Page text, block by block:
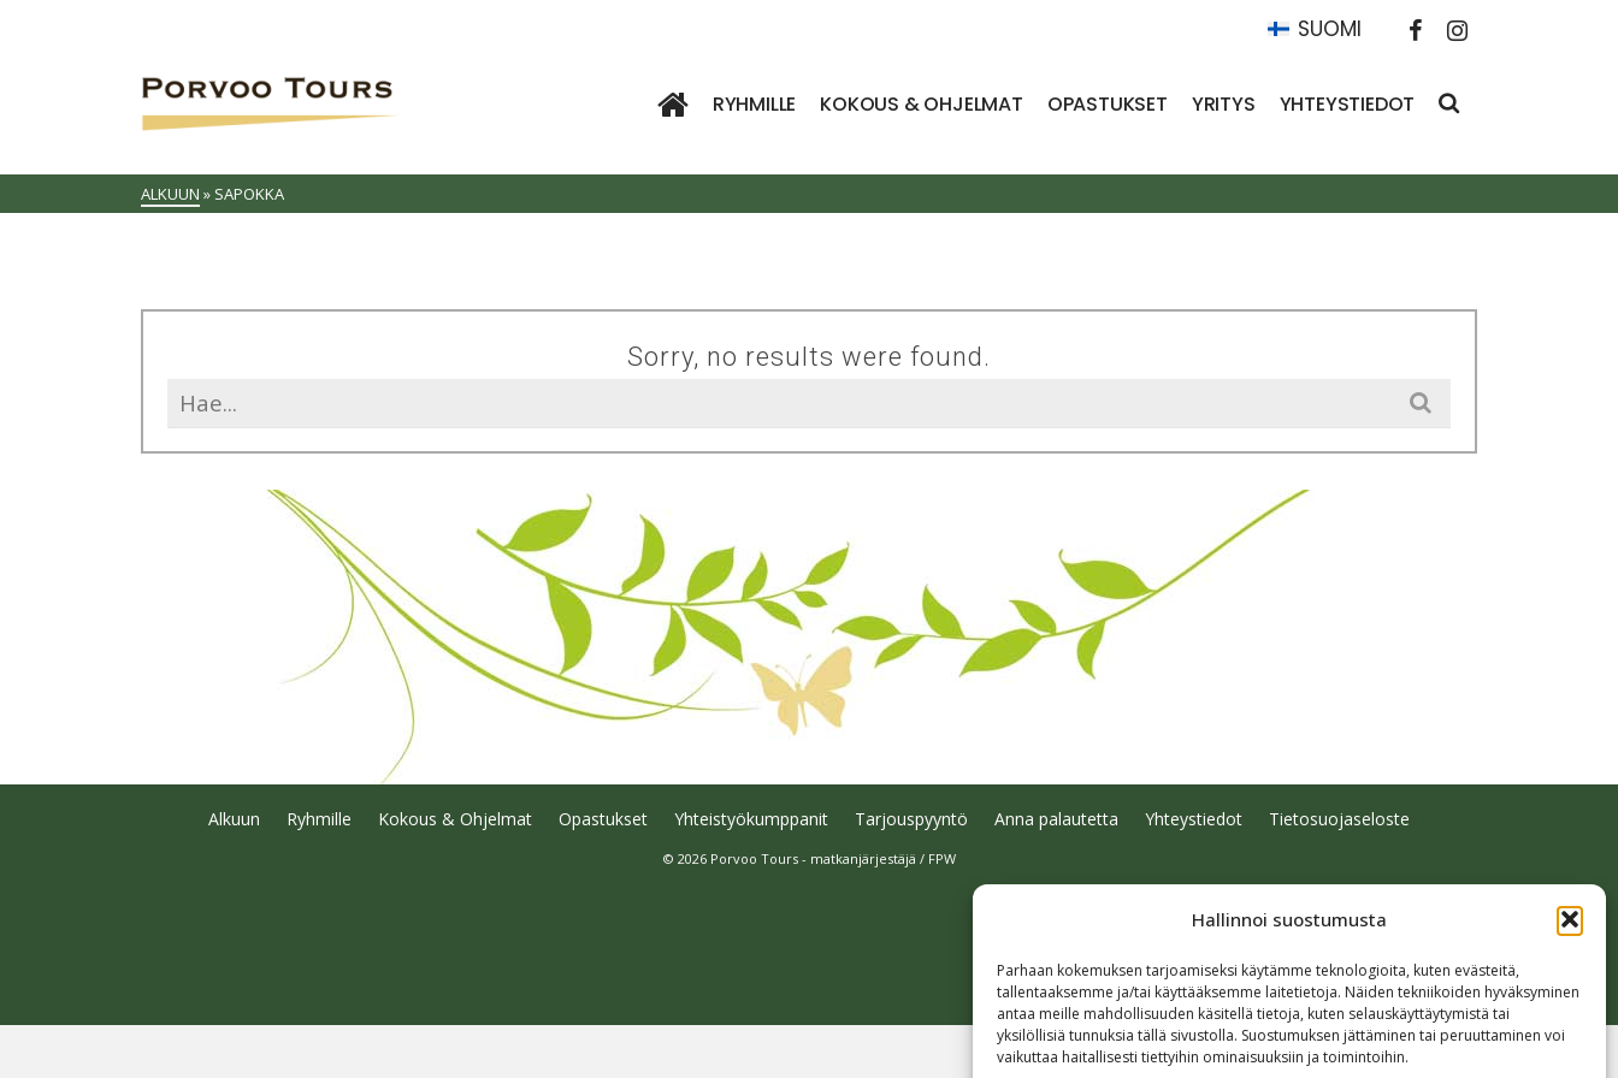
Hallinnoi suostumusta
Parhaan kokemuksen tarjoamiseksi käytämme teknologioita, kuten evästeitä,
tallentaaksemme ja/tai käyttääksemme laitetietoja. Näiden tekniikoiden hyväksyminen
antaa meille mahdollisuuden käsitellä tietoja, kuten selauskäyttäytymistä tai
yksilöllisiä tunnuksia tällä sivustolla. Suostumuksen jättäminen tai peruuttaminen voi
vaikuttaa haitallisesti tiettyihin ominaisuuksiin ja toimintoihin.
SUOMI
RYHMILLE KOKOUS & OHJELMAT OPASTUKSET YRITYS YHTEYSTIEDOT
ALKUUN » SAPOKKA
Sorry, no results were found.
Search
for:
Alkuun Ryhmille Kokous & Ohjelmat Opastukset Yhteistyökumppanit Tarjouspyyntö Anna palautetta Yhteystiedot Tietosuojaseloste
© 2026 Porvoo Tours - matkanjärjestäjä / FPW